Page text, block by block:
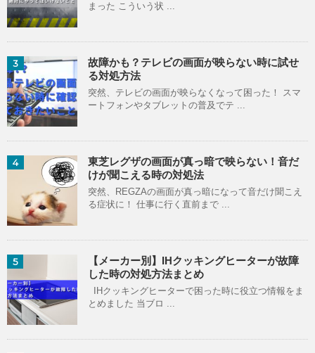
まった こういう状 ...
3
故障かも？テレビの画面が映らない時に試せ
る対処方法
突然、テレビの画面が映らなくなって困った！ スマ
ートフォンやタブレットの普及でテ ...
4
東芝レグザの画面が真っ暗で映らない！音だ
けが聞こえる時の対処法
突然、REGZAの画面が真っ暗になって音だけ聞こえ
る症状に！ 仕事に行く直前まで ...
5
【メーカー別】IHクッキングヒーターが故障
した時の対処方法まとめ
IHクッキングヒーターで困った時に役立つ情報をま
とめました 当ブロ ...